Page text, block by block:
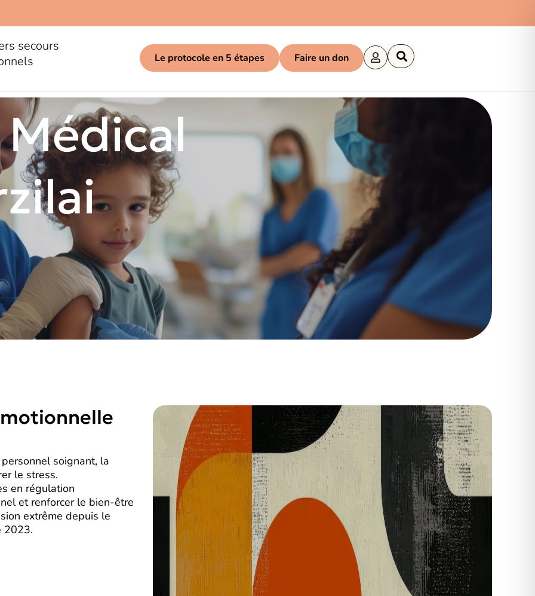
secours
Le protocole en 5 étapes Faire un don
soignant, la
le stress.
en régulation
et renforcer le bien-être
extrême depuis le
2023.